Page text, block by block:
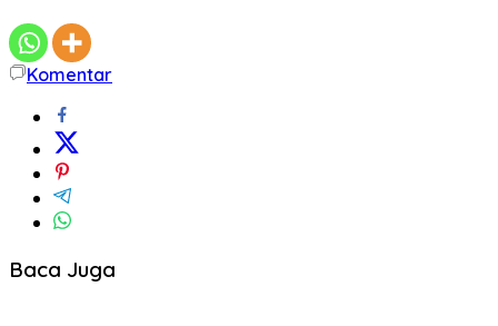
Komentar
Baca Juga